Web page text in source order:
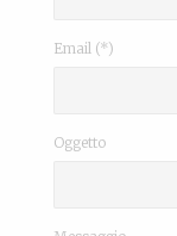
Email (*)
Oggetto